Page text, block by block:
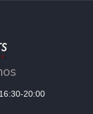
20:00